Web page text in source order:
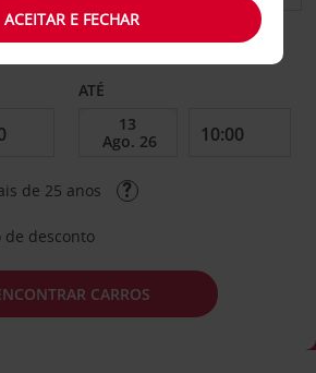
de devolução diferente
ATÉ
de 25 anos
de desconto
CARROS
ACEITAR E FECHAR